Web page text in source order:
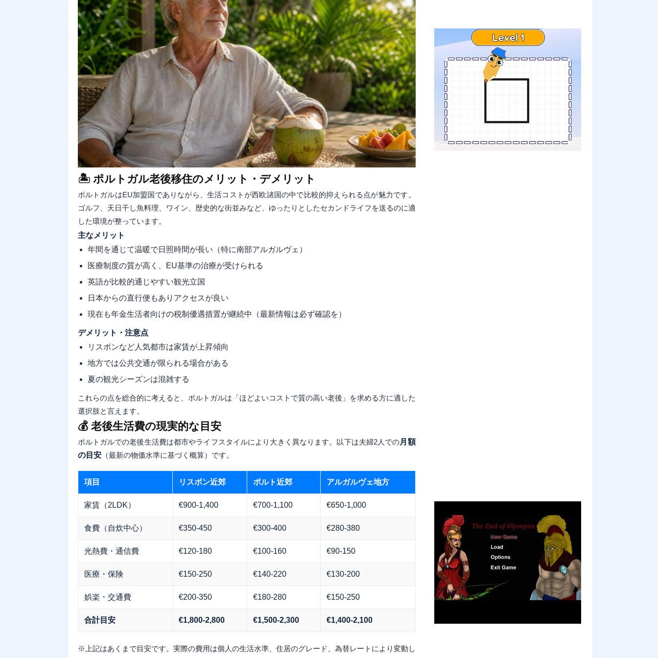
🏝️ ポルトガル老後移住のメリット・デメリット
ポルトガルはEU加盟国でありながら、生活コストが西欧諸国の中で比較的抑えられる点が魅力です。
ゴルフ、天日干し魚料理、ワイン、歴史的な街並みなど、ゆったりとしたセカンドライフを送るのに適
した環境が整っています。
主なメリット
年間を通じて温暖で日照時間が長い（特に南部アルガルヴェ）
医療制度の質が高く、EU基準の治療が受けられる
英語が比較的通じやすい観光立国
日本からの直行便もありアクセスが良い
現在も年金生活者向けの税制優遇措置が継続中（最新情報は必ず確認を）
デメリット・注意点
リスボンなど人気都市は家賃が上昇傾向
地方では公共交通が限られる場合がある
夏の観光シーズンは混雑する
これらの点を総合的に考えると、ポルトガルは「ほどよいコストで質の高い老後」を求める方に適した
選択肢と言えます。
💰 老後生活費の現実的な目安
ポルトガルでの老後生活費は都市やライフスタイルにより大きく異なります。以下は夫婦2人での月額
の目安（最新の物価水準に基づく概算）です。
項目 リスボン近郊 ポルト近郊 アルガルヴェ地方
家賃（2LDK） €900-1,400 €700-1,100 €650-1,000
食費（自炊中心） €350-450 €300-400 €280-380
光熱費・通信費 €120-180 €100-160 €90-150
医療・保険 €150-250 €140-220 €130-200
娯楽・交通費 €200-350 €180-280 €150-250
合計目安 €1,800-2,800 €1,500-2,300 €1,400-2,100
※上記はあくまで目安です。実際の費用は個人の生活水準、住居のグレード、為替レートにより変動し